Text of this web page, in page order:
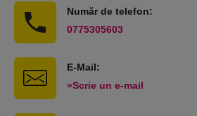
Număr de telefon:
0775305603
E-Mail:
»Scrie un e-mail